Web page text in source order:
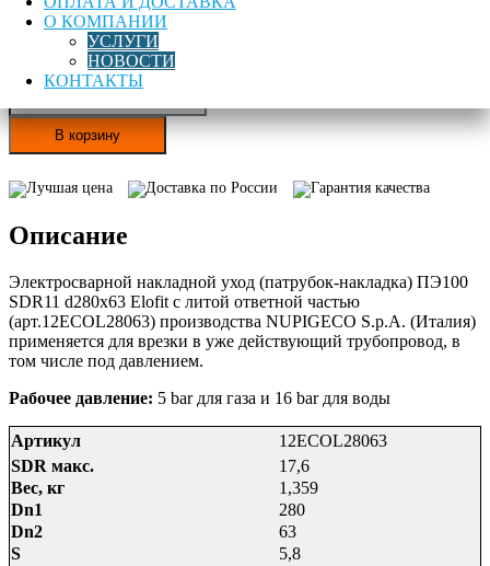
О КОМПАНИИ
УСЛУГИ
НОВОСТИ
КОНТАКТЫ
Цена:
9 976,00руб
Нашли дешевле? Сообщите нам!
Количество
товара
Накладной
уход
ПЭ100
d280x63
с
ответной
частью
В корзину
Лучшая цена Доставка по России Гарантия качества
Описание
Электросварной накладной уход (патрубок-накладка) ПЭ100
SDR11 d280x63 Elofit с литой ответной частью
(арт.12ECOL28063) производства NUPIGECO S.p.A. (Италия)
применяется для врезки в уже действующий трубопровод, в
том числе под давлением.
Рабочее давление: 5 bar для газа и 16 bar для воды
Артикул
12ECOL28063
SDR макс.
17,6
Вес, кг
1,359
Dn1
280
Dn2
63
S
5,8